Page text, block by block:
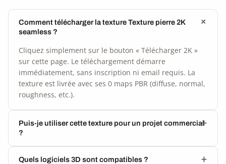
Comment télécharger la texture Texture pierre 2K
seamless ?
Cliquez simplement sur le bouton « Télécharger 2K »
sur cette page. Le téléchargement démarre
immédiatement, sans inscription ni email requis. La
texture est livrée avec ses 0 maps PBR (diffuse, normal,
roughness, etc.).
Puis-je utiliser cette texture pour un projet commercial
?
Quels logiciels 3D sont compatibles ?